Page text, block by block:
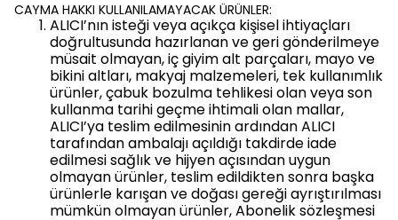
CAYMA HAKKI KULLANILAMAYACAK ÜRÜNLER:
ALICI’nın isteği veya açıkça kişisel ihtiyaçları
doğrultusunda hazırlanan ve geri gönderilmeye
müsait olmayan, iç giyim alt parçaları, mayo ve
bikini altları, makyaj malzemeleri, tek kullanımlık
ürünler, çabuk bozulma tehlikesi olan veya son
kullanma tarihi geçme ihtimali olan mallar,
ALICI’ya teslim edilmesinin ardından ALICI
tarafından ambalajı açıldığı takdirde iade
edilmesi sağlık ve hijyen açısından uygun
olmayan ürünler, teslim edildikten sonra başka
ürünlerle karışan ve doğası gereği ayrıştırılması
mümkün olmayan ürünler, Abonelik sözleşmesi